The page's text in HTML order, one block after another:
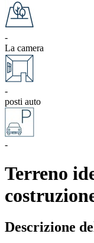
-
La camera
-
posti auto
-
Terreno
Descrizione